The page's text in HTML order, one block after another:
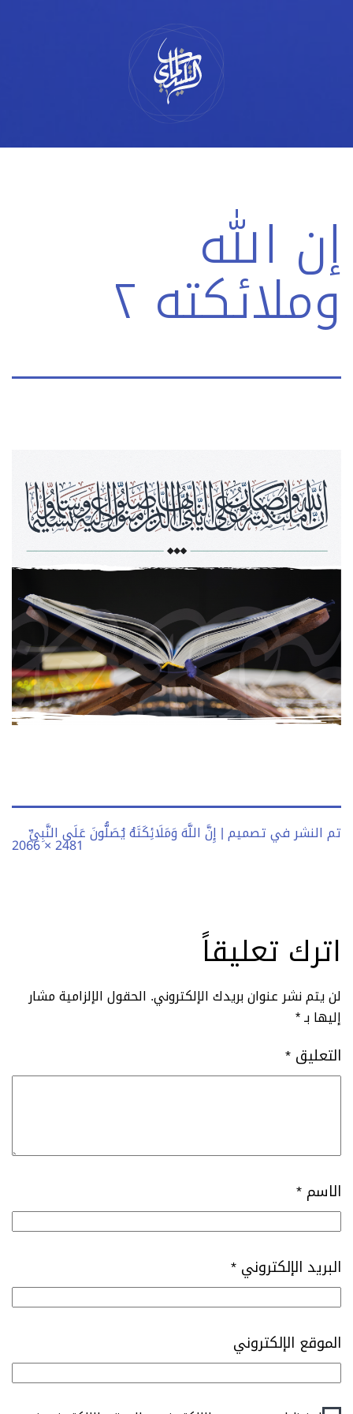
إن الله
وملائكته ٢
تم النشر فيتصميم | إِنَّ اللَّهَ وَمَلَائِكَتَهُ يُصَلُّونَ عَلَى النَّبِيِّ
الحجم
الكامل
2481 × 2066
اترك تعليقاً
لن يتم نشر عنوان بريدك الإلكتروني. الحقول الإلزامية مشار
إليها بـ*
التعليق *
الاسم *
البريد الإلكتروني *
الموقع الإلكتروني